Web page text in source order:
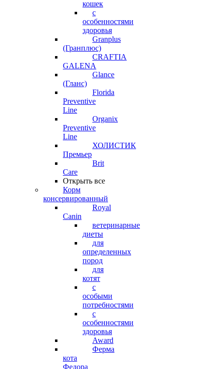
кошек
с
особенностями
здоровья
Granplus
(Гранплюс)
CRAFTIA
GALENA
Glance
(Гланс)
Florida
Preventive
Line
Organix
Preventive
Line
ХОЛИСТИК
Премьер
Brit
Care
Открыть все
Корм
консервированный
Royal
Canin
ветеринарные
диеты
для
определенных
пород
для
котят
с
особыми
потребностями
с
особенностями
здоровья
Award
Ферма
кота
Федора